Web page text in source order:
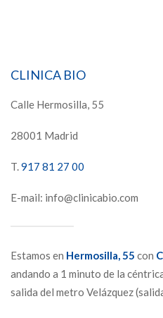
CLINICA BIO
Calle Hermosilla, 55
28001 Madrid
T.917 81 27 00
E-mail: info@clinicabio.com
Estamos en Hermosilla,55 con
andando a 1 minuto de la
salida del metro Velázquez